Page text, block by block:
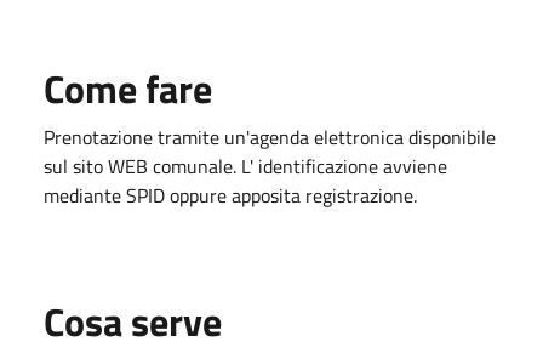
Come fare
Prenotazione tramite un'agenda elettronica disponibile
sul sito WEB comunale. L' identificazione avviene
mediante SPID oppure apposita registrazione.
Cosa serve